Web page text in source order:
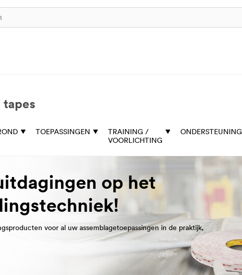
tapes
TOEPASSINGEN
TRAINING /
VOORLICHTING
ONDERSTEUNING
op het
voor al uw assemblagetoepassingen in de praktijk,